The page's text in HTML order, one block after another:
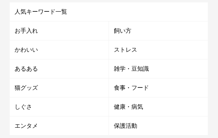
人気キーワード一覧
お手入れ 飼い方
かわいい ストレス
あるある 雑学・豆知識
猫グッズ 食事・フード
しぐさ 健康・病気
エンタメ 保護活動